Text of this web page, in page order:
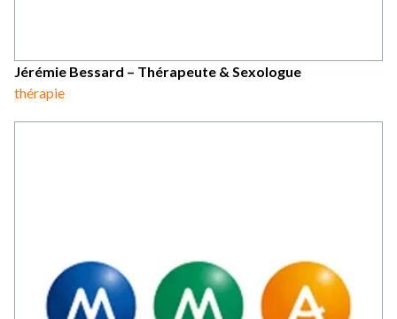
Jérémie Bessard – Thérapeute & Sexologue
thérapie